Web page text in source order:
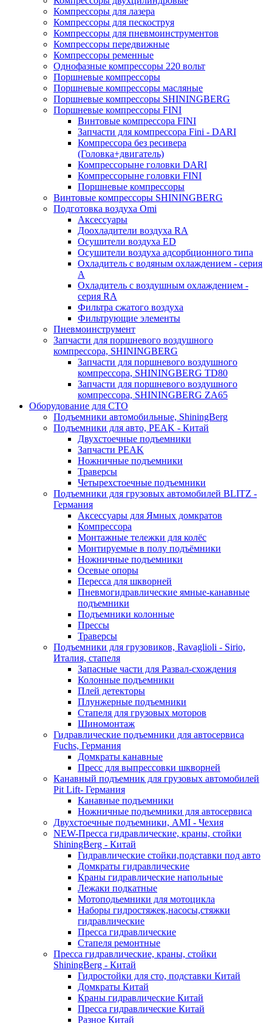
Компрессоры для лазера
Компрессоры для пескоструя
Компрессоры для пневмоинструментов
Компрессоры передвижные
Компрессоры ременные
Однофазные компрессоры 220 вольт
Поршневые компрессоры
Поршневые компрессоры масляные
Поршневые компрессоры SHININGBERG
Поршневые компрессоры FINI
Винтовые компрессора FINI
Запчасти для компрессора Fini - DARI
Компрессора без ресивера
(Головка+двигатель)
Компрессорыне головки DARI
Компрессорыне головки FINI
Поршневые компрессоры
Винтовые компрессоры SHININGBERG
Подготовка воздуха Omi
Аксессуары
Доохладители воздуха RA
Осушители воздуха ED
Осушители воздуха адсорбционного типа
Охладитель с водяным охлаждением - серия
A
Охладитель с воздушным охлаждением -
серия RA
Фильтра сжатого воздуха
Фильтрующие элементы
Пневмоинструмент
Запчасти для поршневого воздушного
компрессора, SHININGBERG
Запчасти для поршневого воздушного
компрессора, SHININGBERG TD80
Запчасти для поршневого воздушного
компрессора, SHININGBERG ZA65
Оборудование для СТО
Подъемники автомобильные, ShiningBerg
Подъемники для авто, PEAK - Китай
Двухстоечные подъемники
Запчасти PEAK
Ножничные подъемники
Траверсы
Четырехстоечные подъемники
Подъемники для грузовых автомобилей BLITZ -
Германия
Аксессуары для Ямных домкратов
Компрессора
Монтажные тележки для колёс
Монтируемые в полу подъёмники
Ножничные подъемники
Осевые опоры
Пересса для шкворней
Пневмогидравлические ямные-канавные
подъемники
Подъемники колонные
Прессы
Траверсы
Подъемники для грузовиков, Ravaglioli - Sirio,
Италия, стапеля
Запасные части для Развал-схождения
Колонные подъемники
Плей детекторы
Плунжерные подъемники
Стапеля для грузовых моторов
Шиномонтаж
Гидравлические подъемники для автосервиса
Fuchs, Германия
Домкраты канавные
Пресс для выпрессовки шкворней
Канавный подъемник для грузовых автомобилей
Pit Lift- Германия
Канавные подъемники
Ножничные подъемники для автосервиса
Двухстоечные подъемники, АМІ - Чехия
NEW-Пресса гидравлические, краны, стойки
ShiningBerg - Китай
Гидравлические стойки,подставки под авто
Домкраты гидравлические
Краны гидравлические напольные
Лежаки подкатные
Мотоподьемники для мотоцикла
Наборы гидростяжек,насосы,стяжки
гидравлические
Пресса гидравлические
Стапеля ремонтные
Пресса гидравлические, краны, стойки
ShiningBerg - Китай
Гидростойки для сто, подставки Китай
Домкраты Китай
Краны гидравлические Китай
Пресса гидравлические Китай
Разное Китай